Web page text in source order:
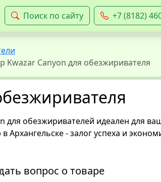
Поиск по сайту +7 (8182)
Kwazar Canyon для обезжиривателя
для обезжиривателей идеален для
Архангельске - залог успеха и
вопрос о товаре